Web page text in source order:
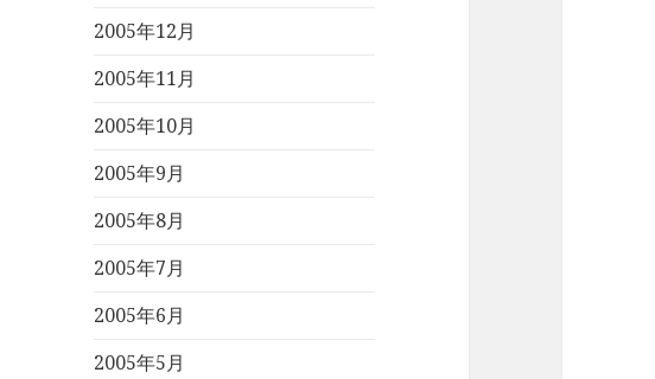
2005年12月
2005年11月
2005年10月
2005年9月
2005年8月
2005年7月
2005年6月
2005年5月